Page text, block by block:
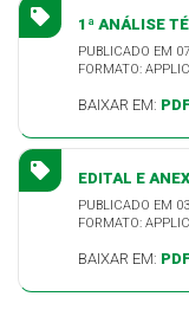
1ª ANÁLISE
PUBLICADO EM
FORMATO:
BAIXAR EM: PDF
EDITAL E
PUBLICADO EM
FORMATO:
BAIXAR EM: PDF